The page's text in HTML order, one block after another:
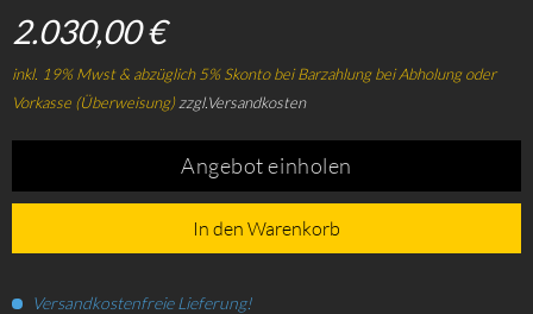
2.030,00 €
inkl. 19% Mwst & abzüglich 5% Skonto bei Barzahlung bei Abholung oder
Vorkasse (Überweisung)zzgl.Versandkosten
Angebot einholen
In den Warenkorb
Versandkostenfreie Lieferung!